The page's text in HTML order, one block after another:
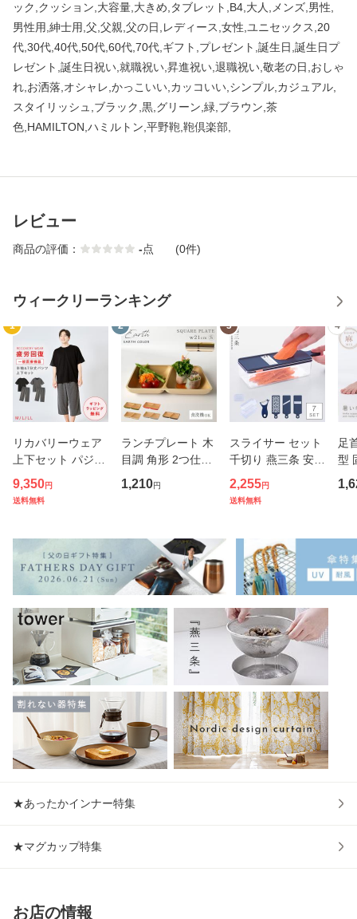
ック,クッション,大容量,大きめ,タブレット,B4,大人,メンズ,男性,
男性用,紳士用,父,父親,父の日,レディース,女性,ユニセックス,20
代,30代,40代,50代,60代,70代,ギフト,プレゼント,誕生日,誕生日プ
レゼント,誕生日祝い,就職祝い,昇進祝い,退職祝い,敬老の日,おしゃ
れ,お洒落,オシャレ,かっこいい,カッコいい,シンプル,カジュアル,
スタイリッシュ,ブラック,黒,グリーン,緑,ブラウン,茶
色,HAMILTON,ハミルトン,平野鞄,鞄倶楽部,
レビュー
商品の評価： -点 (0件)
ウィークリーランキング
1
リカバリーウェア
上下セット パジャ
マ 疲労回復 メンズ
夏 半袖シャツ＋7
性 疲れ
9,350円
送料無料
2
ランチプレート 木
目調 角形 2つ仕切
り 小さめ アースカ
ラー スクエアプレ
り皿 ダイエットプ
レート
1,210円
3
スライサー セット
千切り 燕三条 安全
ホルダー スリムス
タンドスライサー7
キャベツスライサ
ー 千
2,255円
送料無料
4
足
型
ー
ス
歩
★あったかインナー特集
★マグカップ特集
お店の情報